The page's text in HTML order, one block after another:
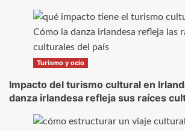
Turismo y ocio
Impacto del turismo cultural en
danza irlandesa refleja sus raíces